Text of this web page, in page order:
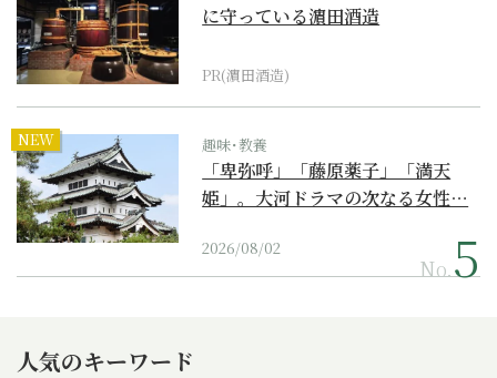
に守っている濵田酒造
PR(濵田酒造)
NEW 趣味･教養
「卑弥呼」「藤原薬子」「満天
姫」。大河ドラマの次なる女性…
2026/08/02
No.
人気のキーワード